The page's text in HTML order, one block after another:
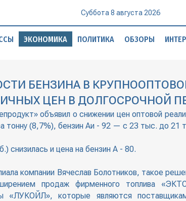
Суббота 8 августа 2026
ЭКОНОМИКА ПОЛИТИКА ОБЗОРЫ
БЕНЗИНА В
ЦЕН В ДОЛГОСРОЧНОЙ
объявил о снижении цен оптовой
тонну (8,7%), бензин Аи - 92 — с 23 тыс. до 21
снизилась и цена на бензин А - 80.
компании Вячеслав Болотников, такое
продаж фирменного топлива
«ЛУКОЙЛ», которые являются